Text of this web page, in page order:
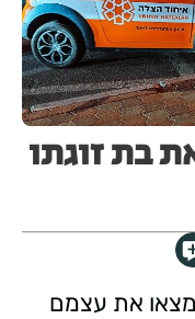
בת זוגתו
מצאו את עצמם